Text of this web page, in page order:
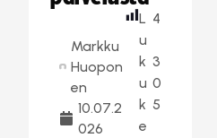
Markku
Huopon
en
10.07.2
026
L
u
k
u
k
e
4
3
0
5